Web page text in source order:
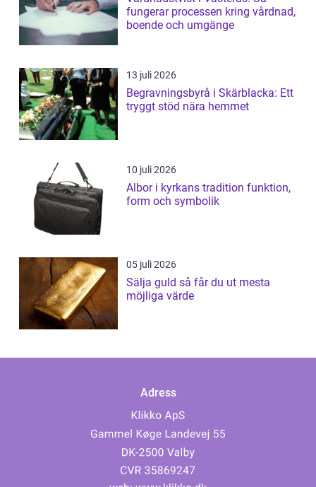
fungerar processen kring vårdnad,
boende och umgänge
13 juli 2026
Begravningsbyrå i Skärblacka: Ett
tryggt stöd nära hemmet
10 juli 2026
Albor i kyrkans tradition funktion,
form och symbolik
05 juli 2026
Sälja guld så får du ut mesta
möjliga värde
Adress